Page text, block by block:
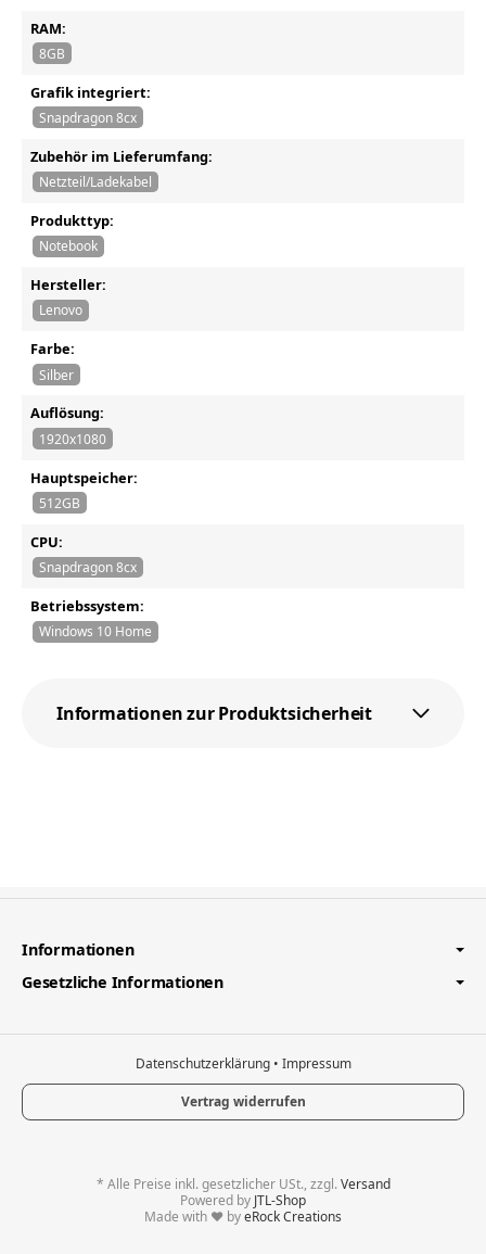
RAM:
8GB
Grafik integriert:
Snapdragon 8cx
Zubehör im Lieferumfang:
Netzteil/Ladekabel
Produkttyp:
Notebook
Hersteller:
Lenovo
Farbe:
Silber
Auflösung:
1920x1080
Hauptspeicher:
512GB
CPU:
Snapdragon 8cx
Betriebssystem:
Windows 10 Home
Informationen zur Produktsicherheit
Informationen
Gesetzliche Informationen
Datenschutzerklärung • Impressum
Vertrag widerrufen
* Alle Preise inkl. gesetzlicher USt., zzgl.Versand
Powered by JTL-Shop
Made with ♥ byeRock Creations